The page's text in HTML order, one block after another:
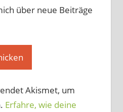
über neue Beiträge
Akismet, um
Erfahre, wie deine